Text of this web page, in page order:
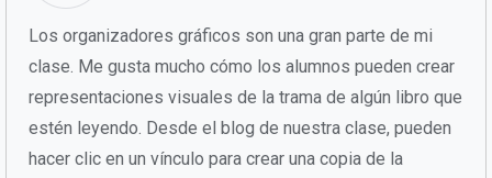
Los organizadores gráficos son una gran parte de mi
clase. Me gusta mucho cómo los alumnos pueden crear
representaciones visuales de la trama de algún libro que
estén leyendo. Desde el blog de nuestra clase, pueden
hacer clic en un vínculo para crear una copia de la